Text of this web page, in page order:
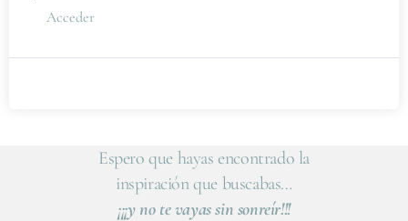
Acceder
Espero que hayas encontrado la
inspiración que buscabas…
¡¡¡y no te vayas sin sonreír!!!